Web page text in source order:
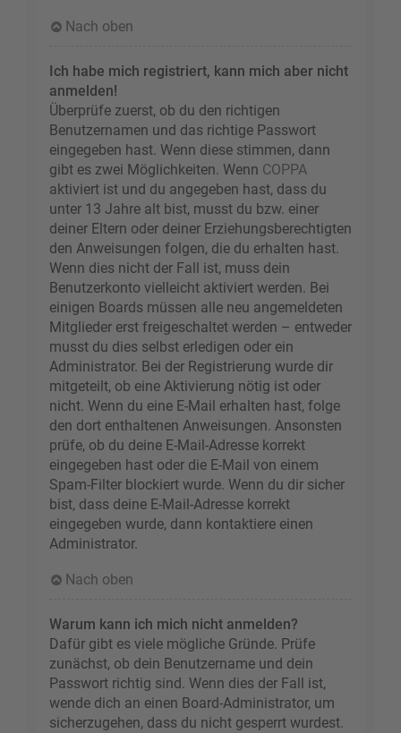
Nach oben
Ich habe mich registriert, kann mich aber nicht
anmelden!
Überprüfe zuerst, ob du den richtigen
Benutzernamen und das richtige Passwort
eingegeben hast. Wenn diese stimmen, dann
gibt es zwei Möglichkeiten. Wenn COPPA
aktiviert ist und du angegeben hast, dass du
unter 13 Jahre alt bist, musst du bzw. einer
deiner Eltern oder deiner Erziehungsberechtigten
den Anweisungen folgen, die du erhalten hast.
Wenn dies nicht der Fall ist, muss dein
Benutzerkonto vielleicht aktiviert werden. Bei
einigen Boards müssen alle neu angemeldeten
Mitglieder erst freigeschaltet werden – entweder
musst du dies selbst erledigen oder ein
Administrator. Bei der Registrierung wurde dir
mitgeteilt, ob eine Aktivierung nötig ist oder
nicht. Wenn du eine E-Mail erhalten hast, folge
den dort enthaltenen Anweisungen. Ansonsten
prüfe, ob du deine E-Mail-Adresse korrekt
eingegeben hast oder die E-Mail von einem
Spam-Filter blockiert wurde. Wenn du dir sicher
bist, dass deine E-Mail-Adresse korrekt
eingegeben wurde, dann kontaktiere einen
Administrator.
Nach oben
Warum kann ich mich nicht anmelden?
Dafür gibt es viele mögliche Gründe. Prüfe
zunächst, ob dein Benutzername und dein
Passwort richtig sind. Wenn dies der Fall ist,
wende dich an einen Board-Administrator, um
sicherzugehen, dass du nicht gesperrt wurdest.